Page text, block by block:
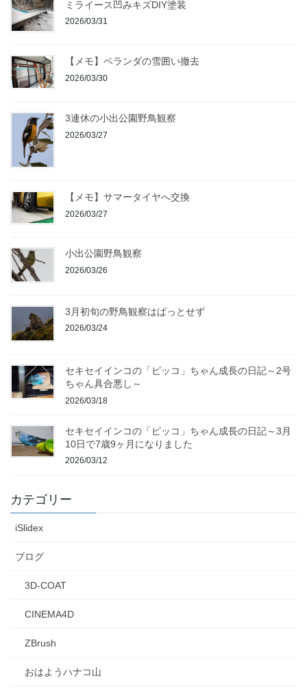
ミライース凹みキズDIY塗装
2026/03/31
【メモ】ベランダの雪囲い撤去
2026/03/30
3連休の小出公園野鳥観察
2026/03/27
【メモ】サマータイヤへ交換
2026/03/27
小出公園野鳥観察
2026/03/26
3月初旬の野鳥観察はぱっとせず
2026/03/24
セキセイインコの「ピッコ」ちゃん成長の日記～2号
ちゃん具合悪し～
2026/03/18
セキセイインコの「ピッコ」ちゃん成長の日記～3月
10日で7歳9ヶ月になりました
2026/03/12
カテゴリー
iSlidex
ブログ
3D-COAT
CINEMA4D
ZBrush
おはようハナコ山